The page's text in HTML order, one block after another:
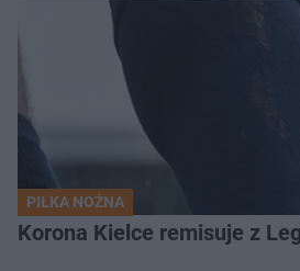
PIŁKA NOŻNA
Korona Kielce remisuje z